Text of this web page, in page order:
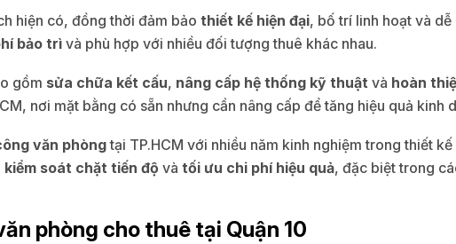
hiện có, đồng thời đảm bảo thiết kế hiện đại, bố trí linh hoạt và
bảo trì và phù hợp với nhiều đối tượng thuê khác nhau.
gồm sửa chữa kết cấu, nâng cấp hệ thống kỹ thuật và hoàn
nơi mặt bằng có sẵn nhưng cần nâng cấp để tăng hiệu quả kinh
văn phòngtại TP.HCM với nhiều năm kinh nghiệm trong thiết kế
kiểm soát chặt tiến độ và tối ưu chi phí hiệu quả, đặc biệt trong
phòng cho thuê tại Quận 10